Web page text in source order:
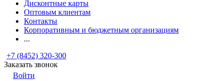
Дисконтные карты
Оптовым клиентам
Контакты
Корпоративным и бюджетным организациям
...
+7 (8452) 320-300
Заказать звонок
Войти